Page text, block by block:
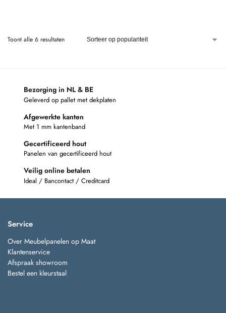
Toont alle 6 resultaten
Bezorging in NL & BE
Geleverd op pallet met dekplaten
Afgewerkte kanten
Met 1 mm kantenband
Gecertificeerd hout
Panelen van gecertificeerd hout
Veilig online betalen
Ideal / Bancontact / Creditcard
Service
Over Meubelpanelen op Maat
Klantenservice
Afspraak showroom
Bestel een kleurstaal